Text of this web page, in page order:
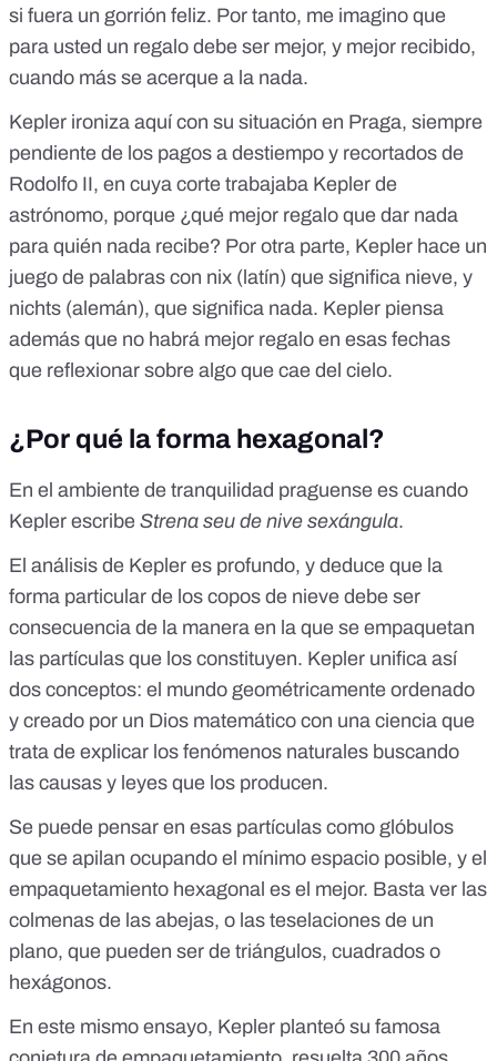
si fuera un gorrión feliz. Por tanto, me imagino que
para usted un regalo debe ser mejor, y mejor recibido,
cuando más se acerque a la nada.
Kepler ironiza aquí con su situación en Praga, siempre
pendiente de los pagos a destiempo y recortados de
Rodolfo II, en cuya corte trabajaba Kepler de
astrónomo, porque ¿qué mejor regalo que dar nada
para quién nada recibe? Por otra parte, Kepler hace un
juego de palabras con nix (latín) que significa nieve, y
nichts (alemán), que significa nada. Kepler piensa
además que no habrá mejor regalo en esas fechas
que reflexionar sobre algo que cae del cielo.
¿Por qué la forma hexagonal?
En el ambiente de tranquilidad praguense es cuando
Kepler escribe Strena seu de nive sexángula.
El análisis de Kepler es profundo, y deduce que la
forma particular de los copos de nieve debe ser
consecuencia de la manera en la que se empaquetan
las partículas que los constituyen. Kepler unifica así
dos conceptos: el mundo geométricamente ordenado
y creado por un Dios matemático con una ciencia que
trata de explicar los fenómenos naturales buscando
las causas y leyes que los producen.
Se puede pensar en esas partículas como glóbulos
que se apilan ocupando el mínimo espacio posible, y el
empaquetamiento hexagonal es el mejor. Basta ver las
colmenas de las abejas, o las teselaciones de un
plano, que pueden ser de triángulos, cuadrados o
hexágonos.
En este mismo ensayo, Kepler planteó su famosa